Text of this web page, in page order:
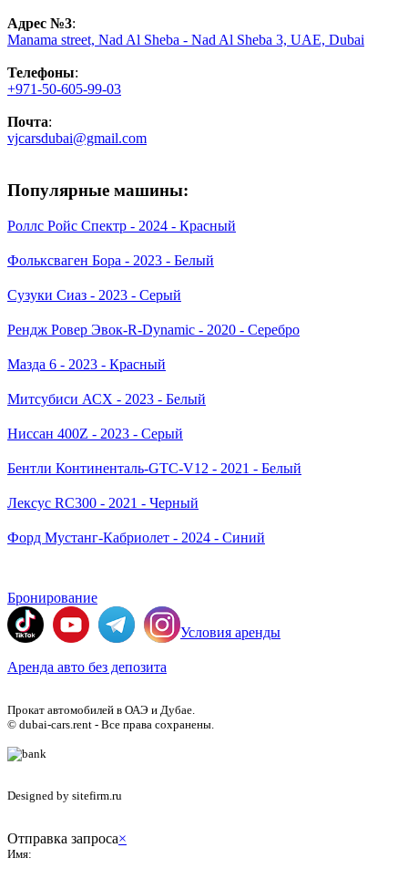
Адрес №3:
Manama street, Nad Al Sheba - Nad Al Sheba 3, UAE, Dubai
Телефоны:
+971-50-605-99-03
Почта:
vjcarsdubai@gmail.com
Популярные машины:
Роллс Ройс Спектр - 2024 - Красный
Фольксваген Бора - 2023 - Белый
Сузуки Сиаз - 2023 - Серый
Рендж Ровер Эвок-R-Dynamic - 2020 - Серебро
Мазда 6 - 2023 - Красный
Митсубиси АСХ - 2023 - Белый
Ниссан 400Z - 2023 - Серый
Бентли Континенталь-GTC-V12 - 2021 - Белый
Лексус RC300 - 2021 - Черный
Форд Мустанг-Кабриолет - 2024 - Синий
Бронирование
Условия аренды
Аренда авто без депозита
Прокат автомобилей в ОАЭ и Дубае.
© dubai-cars.rent - Все права сохранены.
Designed by sitefirm.ru
Отправка запроса×
Имя: